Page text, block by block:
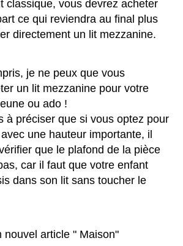
classique, vous devrez acheter
ce qui reviendra au final plus
directement un lit mezzanine.
je ne peux que vous
un lit mezzanine pour votre
ou ado !
à préciser que si vous optez pour
une hauteur importante, il
que le plafond de la pièce
car il faut que votre enfant
dans son lit sans toucher le
nouvel article " Maison"